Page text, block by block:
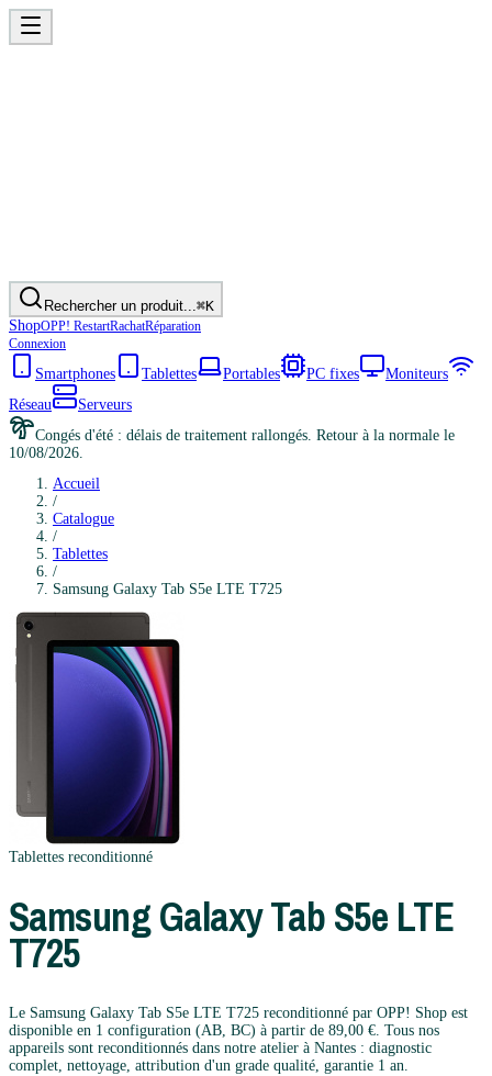
Rechercher un produit...⌘K
ShopOPP! RestartRachatRéparation
Connexion
Smartphones Tablettes Portables PC fixes
Moniteurs
Réseau
Serveurs
Congés d'été : délais de traitement rallongés. Retour à la normale le
10/08/2026.
Accueil
/
Catalogue
/
Tablettes
/
Samsung Galaxy Tab S5e LTE T725
Tablettes reconditionné
SamsungGalaxy Tab S5e LTE
T725
Le Samsung Galaxy Tab S5e LTE T725 reconditionné par OPP! Shop est
disponible en 1 configuration (AB, BC) à partir de 89,00 €. Tous nos
appareils sont reconditionnés dans notre atelier à Nantes : diagnostic
complet, nettoyage, attribution d'un grade qualité, garantie 1 an.